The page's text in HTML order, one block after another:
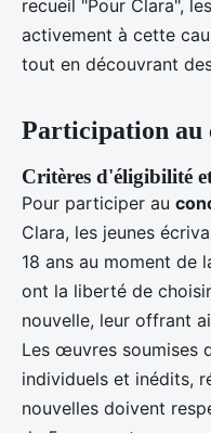
recueil "Pour Clara",
activement à cette
tout en découvrant
Participation au
Critères d'éligibilité
Pour participer au
Clara, les jeunes
18 ans au moment de
ont la liberté de
nouvelle, leur offrant
Les œuvres soumises
individuels et inédits,
nouvelles doivent